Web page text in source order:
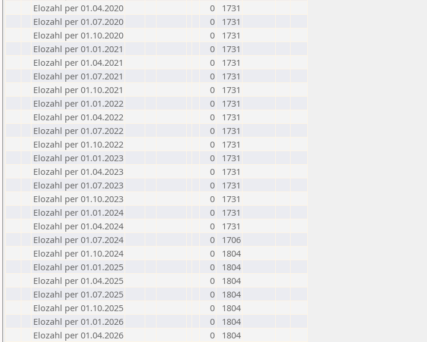
Elozahl per 01.04.2020
0
1731
Elozahl per 01.07.2020
0
1731
Elozahl per 01.10.2020
0
1731
Elozahl per 01.01.2021
0
1731
Elozahl per 01.04.2021
0
1731
Elozahl per 01.07.2021
0
1731
Elozahl per 01.10.2021
0
1731
Elozahl per 01.01.2022
0
1731
Elozahl per 01.04.2022
0
1731
Elozahl per 01.07.2022
0
1731
Elozahl per 01.10.2022
0
1731
Elozahl per 01.01.2023
0
1731
Elozahl per 01.04.2023
0
1731
Elozahl per 01.07.2023
0
1731
Elozahl per 01.10.2023
0
1731
Elozahl per 01.01.2024
0
1731
Elozahl per 01.04.2024
0
1731
Elozahl per 01.07.2024
0
1706
Elozahl per 01.10.2024
0
1804
Elozahl per 01.01.2025
0
1804
Elozahl per 01.04.2025
0
1804
Elozahl per 01.07.2025
0
1804
Elozahl per 01.10.2025
0
1804
Elozahl per 01.01.2026
0
1804
Elozahl per 01.04.2026
0 1804